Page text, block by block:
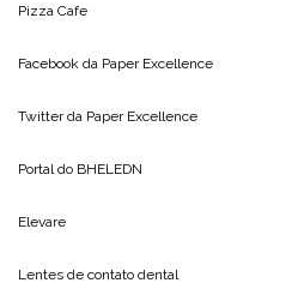
Pizza Cafe
Facebook da Paper Excellence
Twitter da Paper Excellence
Portal do BHELEDN
Elevare
Lentes de contato dental